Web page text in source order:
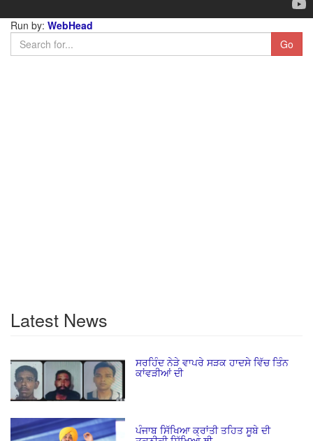
Run by: WebHead
Latest News
ਸਰਹਿੰਦ ਨੇੜੇ ਵਾਪਰੇ ਸੜਕ ਹਾਦਸੇ ਵਿੱਚ ਤਿੰਨ
ਕਾਂਵੜੀਆਂ ਦੀ
ਪੰਜਾਬ ਸਿੱਖਿਆ ਕ੍ਰਾਂਤੀ ਤਹਿਤ ਸੂਬੇ ਦੀ